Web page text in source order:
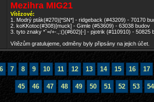
Mezihra MIG21
Vítězové:
1. Modrý pták(#270)[*SN*] - ridgeback (#43209) - 70170
2. koKKotoc(#308)[muck] - Gimle (#53609) - 63038 budov
3. tyto znaky *`=/+-.,:()(#602)[-] - pjotrik (#110910) - 50825
Vítězům gratulujeme, odměny byly připsány na jejich účet.
6 7 8 9 10 11 12 13 14 15 16 17
45 46 47 48 49 50 51 52 53 54